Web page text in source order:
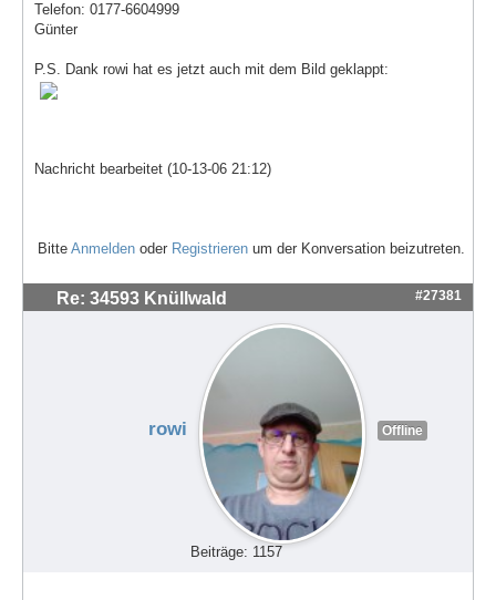
Telefon: 0177-6604999
Günter
P.S. Dank rowi hat es jetzt auch mit dem Bild geklappt:
Nachricht bearbeitet (10-13-06 21:12)
Bitte Anmelden oder Registrieren um der Konversation beizutreten.
Re: 34593 Knüllwald #27381
rowi Offline
Beiträge: 1157